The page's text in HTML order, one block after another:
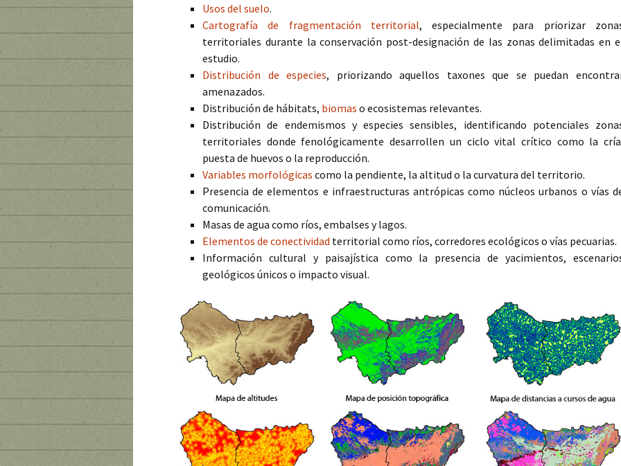
Usos del suelo.
Cartografía de fragmentación territorial, especialmente para priorizar
territoriales durante la conservación post-designación de las zonas delimitadas en
estudio.
Distribución de especies, priorizando aquellos taxones que se puedan
amenazados.
Distribución de hábitats, biomas o ecosistemas relevantes.
Distribución de endemismos y especies sensibles, identificando potenciales
territoriales donde fenológicamente desarrollen un ciclo vital crítico como la
puesta de huevos o la reproducción.
Variables morfológicas como la pendiente, la altitud o la curvatura del territorio.
Presencia de elementos e infraestructuras antrópicas como núcleos urbanos o vías
comunicación.
Masas de agua como ríos, embalses y lagos.
Elementos de conectividad territorial como ríos, corredores ecológicos o vías pecuarias.
Información cultural y paisajística como la presencia de yacimientos,
geológicos únicos o impacto visual.